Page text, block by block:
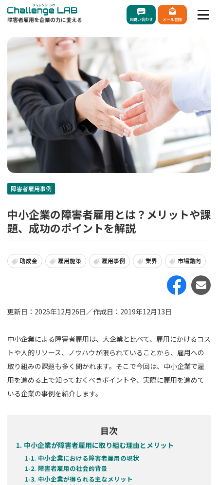
障害者雇用を企業の力に変える お問い合わせ メール登録
障害者雇用事例
中小企業の障害者雇用とは？メリットや課
題、成功のポイントを解説
助成金 雇用施策 雇用事例 業界 市場動向
更新日：2025年12月26日／作成日：2019年12月13日
中小企業による障害者雇用は、大企業と比べて、雇用にかけるコス
トや人的リソース、ノウハウが限られていることから、雇用への
取り組みの課題も多く聞かれます。そこで今回は、中小企業で雇
用を進める上で知っておくべきポイントや、実際に雇用を進めて
いる企業の事例を紹介します。
目次
中小企業が障害者雇用に取り組む理由とメリット
中小企業における障害者雇用の現状
障害者雇用の社会的背景
中小企業が得られる主なメリット